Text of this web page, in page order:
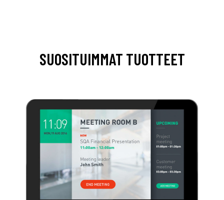
SUOSITUIMMAT TUOTTEET